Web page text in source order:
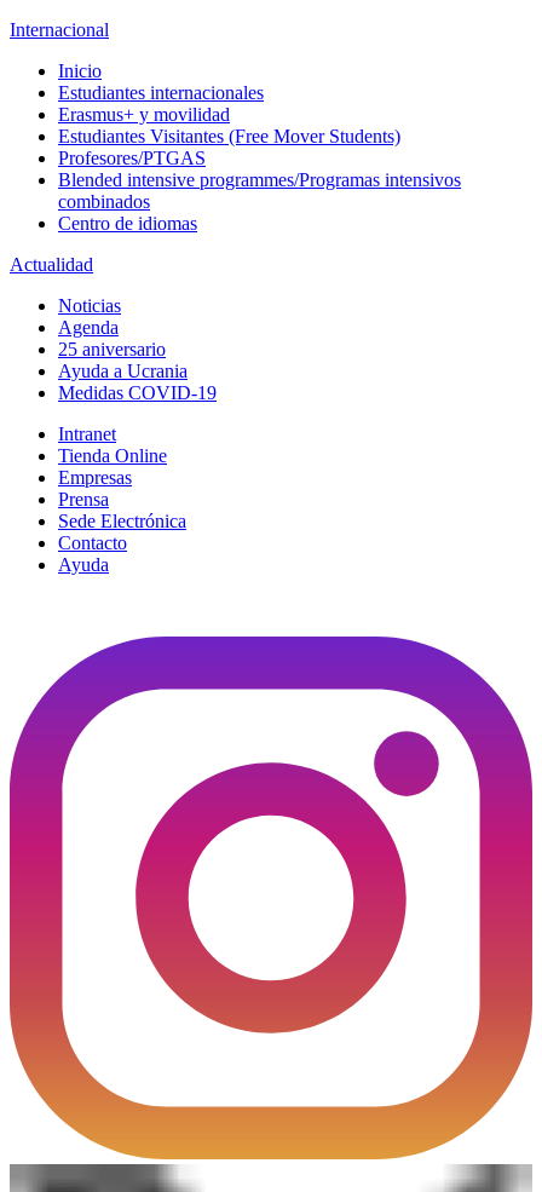
Internacional
Inicio
Estudiantes internacionales
Erasmus+ y movilidad
Estudiantes Visitantes (Free Mover Students)
Profesores/PTGAS
Blended intensive programmes/Programas intensivos
combinados
Centro de idiomas
Actualidad
Noticias
Agenda
25 aniversario
Ayuda a Ucrania
Medidas COVID-19
Intranet
Tienda Online
Empresas
Prensa
Sede Electrónica
Contacto
Ayuda